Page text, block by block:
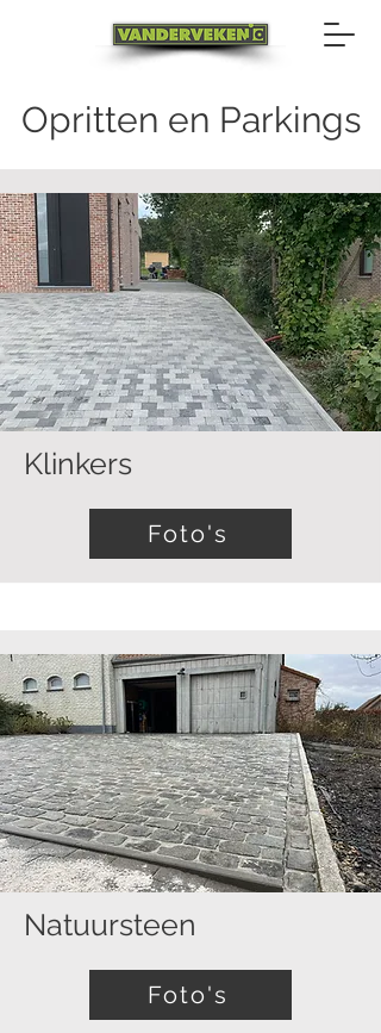
Opritten en Parkings
Klinkers
Foto's
Natuursteen
Foto's